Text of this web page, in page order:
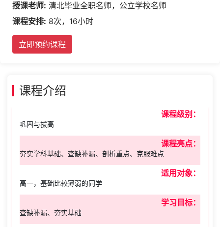
授课老师: 清北毕业全职名师，公立学校名师
课程安排: 8次，16小时
立即预约课程
课程介绍
课程级别：
巩固与拔高
课程亮点：
夯实学科基础、查缺补漏、剖析重点、克服难点
适用对象：
高一，基础比较薄弱的同学
学习目标：
查缺补漏、夯实基础